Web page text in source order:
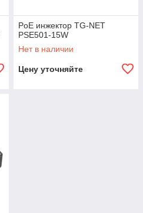
PoE инжектор TG-NET
PSE501-15W
Нет в наличии
Цену уточняйте